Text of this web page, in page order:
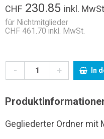
CHF 230.85 inkl.
für Nichtmitglieder
CHF 461.70 inkl. MwSt.
- + In
Gegliederter Ordner mit